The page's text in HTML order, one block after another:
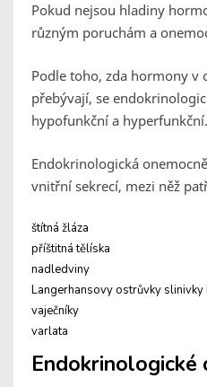
Pokud nejsou hladiny
různým poruchám a
Podle toho, zda hormony v
přebývají, se
hypofunkční a hyperfunkční.
Endokrinologická
vnitřní sekrecí, mezi něž
štítná žláza
příštitná tělíska
nadledviny
Langerhansovy ostrůvky slinivky
vaječníky
varlata
Endokrinologické